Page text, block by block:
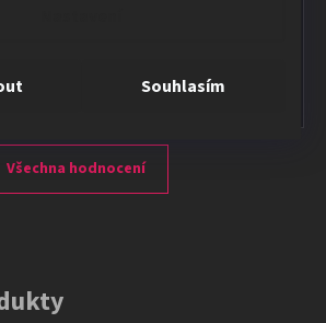
Souhlasím
Všechna hodnocení